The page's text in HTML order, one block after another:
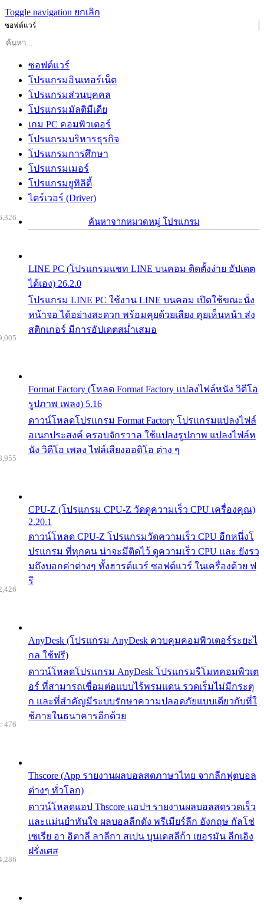
Toggle navigation ยกเลิก
ซอฟต์แวร์
ซอฟต์แวร์
โปรแกรมอินเทอร์เน็ต
โปรแกรมส่วนบุคคล
โปรแกรมมัลติมีเดีย
เกม PC คอมพิวเตอร์
โปรแกรมบริหารธุรกิจ
โปรแกรมการศึกษา
โปรแกรมเมอร์
โปรแกรมยูทิลิตี้
ไดร์เวอร์ (Driver)
ค้นหาจากหมวดหมู่ โปรแกรม
LINE PC (โปรแกรมแชท LINE บนคอม ติดตั้งง่าย อัปเดต
ได้เอง) 26.2.0
โปรแกรม LINE PC ใช้งาน LINE บนคอม เปิดใช้ขณะนั่ง
หน้าจอ ได้อย่างสะดวก พร้อมคุยด้วยเสียง คุยเห็นหน้า ส่ง
สติกเกอร์ มีการอัปเดตสม่ำเสมอ
Format Factory (โหลด Format Factory แปลงไฟล์หนัง วิดีโอ
รูปภาพ เพลง) 5.16
ดาวน์โหลดโปรแกรม Format Factory โปรแกรมแปลงไฟล์
อเนกประสงค์ ครอบจักรวาล ใช้แปลงรูปภาพ แปลงไฟล์ห
นัง วิดีโอ เพลง ไฟล์เสียงออดิโอ ต่าง ๆ
CPU-Z (โปรแกรม CPU-Z วัดดูความเร็ว CPU เครื่องคุณ)
2.20.1
ดาวน์โหลด CPU-Z โปรแกรมวัดความเร็ว CPU อีกหนึ่งโ
ปรแกรม ที่ทุกคน น่าจะมีติดไว้ ดูความเร็ว CPU และ ยังรว
มถึงบอกค่าต่างๆ ทั้งฮารด์แวร์ ซอฟต์แวร์ ในเครื่องด้วย ฟ
รี
AnyDesk (โปรแกรม AnyDesk ควบคุมคอมพิวเตอร์ระยะไ
กล ใช้ฟรี)
ดาวน์โหลดโปรแกรม AnyDesk โปรแกรมรีโมทคอมพิวเต
อร์ ที่สามารถเชื่อมต่อแบบไร้พรมแดน รวดเร็มไม่มีกระตุ
ก และที่สำคัญมีระบบรักษาความปลอดภัยแบบเดียวกับที่ใ
ช้ภายในธนาคารอีกด้วย
Thscore (App รายงานผลบอลสดภาษาไทย จากลีกฟุตบอล
ต่างๆ ทั่วโลก)
ดาวน์โหลดแอป Thscore แอปฯ รายงานผลบอลสดรวดเร็ว
และแม่นยำทันใจ ผลบอลลีกดัง พรีเมียร์ลีก อังกฤษ กัลโช่
เซเรีย อา อิตาลี ลาลีกา สเปน บุนเดสลีก้า เยอรมัน ลีกเอิง
ฝรั่งเศส
476